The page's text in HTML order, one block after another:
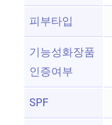
피부타입
기능성화장품
인증여부
SPF